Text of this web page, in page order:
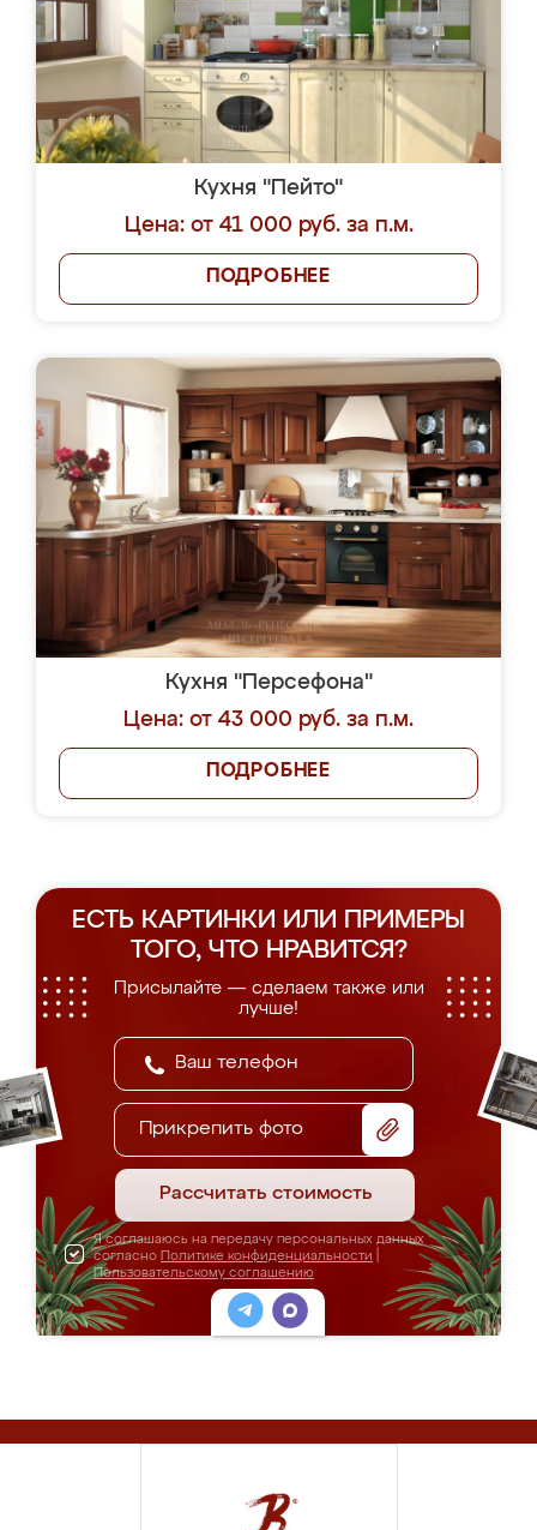
Кухня "Пейто"
Цена: от 41 000 руб. за п.м.
ПОДРОБНЕЕ
Кухня "Персефона"
Цена: от 43 000 руб. за п.м.
ПОДРОБНЕЕ
ЕСТЬ КАРТИНКИ ИЛИ ПРИМЕРЫ
ТОГО, ЧТО НРАВИТСЯ?
Присылайте — сделаем также или
лучше!
Прикрепить фото
Рассчитать стоимость
Я соглашаюсь на передачу персональных данных
согласно Политике конфиденциальности
Пользовательскому соглашению